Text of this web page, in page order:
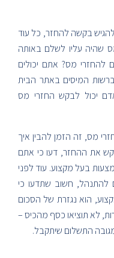
בקשה להחזר, כל עוד
שהיה עליו לשלם באותה
מס? אתם יכולים
המיסים באתר הבית
יכול לבקש החזרי מס
מס, זה הזמן להבין איך
את ההחזר, דעו כי אתם
בעל מקצוע. עוד לפני
להתנהל, חשוב שתדעו כי
הוא נגזרת של הסכום
לא תוציאו כסף מהכיס –
התשלום שיתקבל.